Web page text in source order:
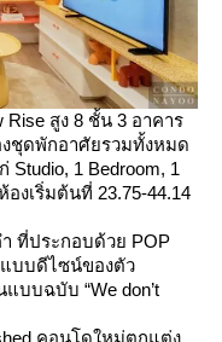
Rise สูง 8 ชั้น 3 อาคาร
ชุดพักอาศัยรวมทั้งหมด
1 Bedroom, 1
งเริ่มต้นที่ 23.75-44.14
ที่ประกอบด้วย POP
แบบดีไซน์ของตัว
บบฉบับ “We don’t
คอนโดใหม่ตกแต่ง